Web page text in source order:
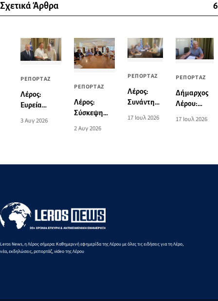
Σχετικά Άρθρα 6
ΡΕΠΟΡΤΑΖ
Λέρος:
Ευρεία
Δημαρχείο
3 Αυγ 2026
ΡΕΠΟΡΤΑΖ
Λέρος:
Σύσκεψη
Υφυπουργού
Δήμαρχο και
2 Αυγ 2026
ΡΕΠΟΡΤΑΖ
Λέρος:
Συνάντηση
Δήμαρχο
17 Ιουλ 2026
ΡΕΠΟΡΤΑΖ
Δήμαρχος
Λέρου:
17 Ιουλ 2026
Leros News, η Λέρος σήμερα: Καθημερινή εφημερίδα της Λέρου με όλες τις ειδήσεις για τη Λέρο,
νέα, εκδηλώσεις, ρεπορτάζ, video της Λέρου